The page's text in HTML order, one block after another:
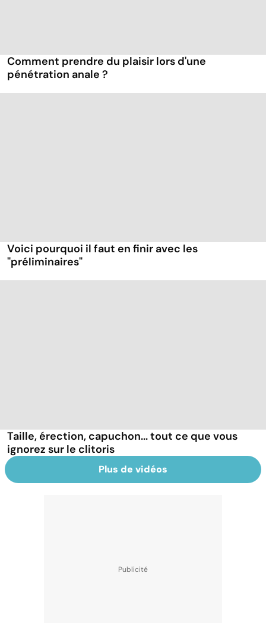
Comment prendre du plaisir lors d'une
pénétration anale ?
Voici pourquoi il faut en finir avec les
"préliminaires"
Taille, érection, capuchon... tout ce que vous
ignorez sur le clitoris
Plus de vidéos